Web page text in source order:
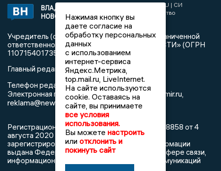
ВЛАДИМИРСКИЕ
НОВОСТИ
2017 © NEWSVLADIMIR.RU | СИ
«Информационное агентство
Владимирские новости»
Учредитель (соучредители): Общество с ограниченной
ответственностью «РЕГИОНАЛЬНЫЕ НОВОСТИ» (ОГРН
1107154017354)
Главный редактор: Мазов С. А.
Телефон редакции:8 (4922) 666916
Электронная почта редакции:info@newsvladimir.ru,
reklama@newsvladimir.ru
Регистрационный номер: серия Эл № ФС77-78858 от 4
августа 2020 г. согласно выписке из реестра
зарегистрированных средств массовой информации
выдана Федеральной службой по надзору в сфере связи,
информационных технологий и массовых коммуникаций
Нажимая кнопку вы
даете согласие на
обработку персональных
данных
с использованием
интернет-сервиса
Яндекс.Метрика,
top.mail.ru, LiveInternet.
На сайте используются
cookie. Оставаясь на
сайте, вы принимаете
все условия
использования.
Вы можете настроить
или отклонить и
покинуть сайт